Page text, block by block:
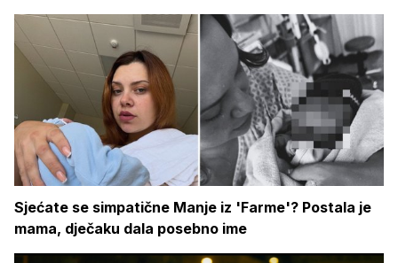
Sjećate se simpatične Manje iz 'Farme'? Postala je
mama, dječaku dala posebno ime